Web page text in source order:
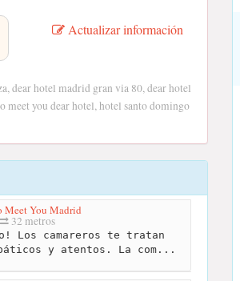
Actualizar información
dear hotel madrid gran via 80, dear hotel
you dear hotel, hotel santo domingo
Meet You Madrid
32 metros
Los camareros te tratan
y atentos. La com...